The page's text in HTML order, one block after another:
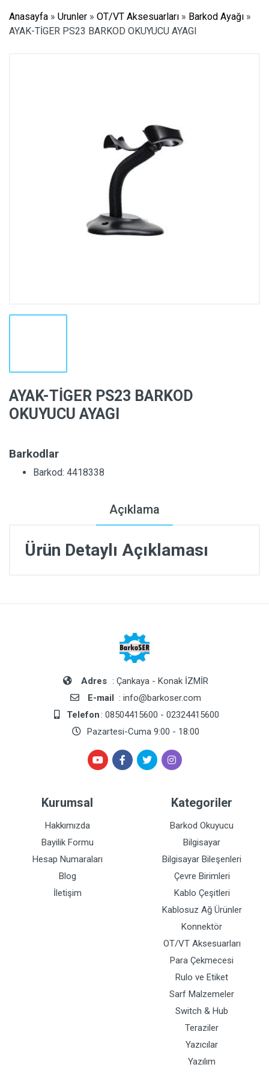
Anasayfa » Urunler » OT/VT Aksesuarları » Barkod Ayağı »
AYAK-TİGER PS23 BARKOD OKUYUCU AYAGI
AYAK-TİGER PS23 BARKOD
OKUYUCU AYAGI
Barkodlar
Barkod: 4418338
Açıklama
Ürün Detaylı Açıklaması
Adres : Çankaya - Konak İZMİR
E-mail : info@barkoser.com
Telefon: 08504415600 - 02324415600
Pazartesi-Cuma 9:00 - 18:00
Kurumsal
Hakkımızda
Bayilik Formu
Hesap Numaraları
Blog
İletişim
Kategoriler
Barkod Okuyucu
Bilgisayar
Bilgisayar Bileşenleri
Çevre Birimleri
Kablo Çeşitleri
Kablosuz Ağ Ürünler
Konnektör
OT/VT Aksesuarları
Para Çekmecesi
Rulo ve Etiket
Sarf Malzemeler
Switch & Hub
Teraziler
Yazıcılar
Yazılım